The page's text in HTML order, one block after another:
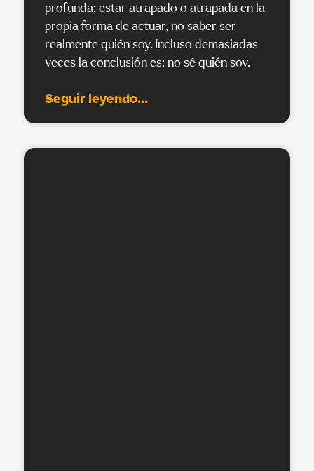
profunda: estar atrapado o atrapada en la
propia forma de actuar, no saber ser
realmente quién soy. Incluso demasiadas
veces la conclusión es: no sé quién soy.
Seguir leyendo...